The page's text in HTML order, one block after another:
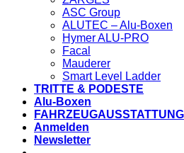
ASC Group
ALUTEC – Alu-Boxen
Hymer ALU-PRO
Facal
Mauderer
Smart Level Ladder
TRITTE & PODESTE
Alu-Boxen
FAHRZEUGAUSSTATTUNG
Anmelden
Newsletter